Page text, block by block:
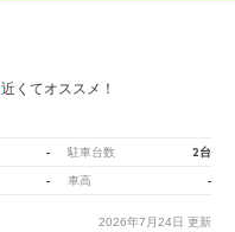
近くてオススメ！
- 駐車台数 2台
- 車高 -
2026年7月24日 更新